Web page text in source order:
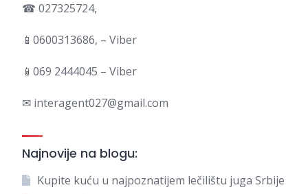
☎ 027325724,
📱0600313686, – Viber
📱069 2444045 – Viber
✉ interagent027@gmail.com
Najnovije na blogu:
Kupite kuću u najpoznatijem lečilištu juga Srbije